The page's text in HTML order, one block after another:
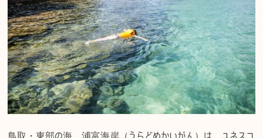
鳥取・東部の海、浦富海岸（うらどめかいがん）は、ユネスコ